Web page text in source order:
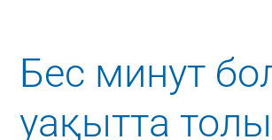
Бес минут
уақытта